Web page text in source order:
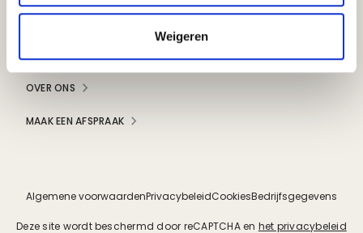
Weigeren
OVER ONS
MAAK EEN AFSPRAAK
Algemene voorwaardenPrivacybeleidCookiesBedrijfsgegevens
Deze site wordt beschermd door reCAPTCHA en het privacybeleid